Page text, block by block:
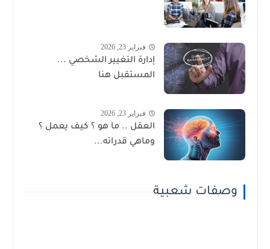
فبراير 23, 2026
إدارة التغيير الشخصي ...
المستقبل هنا
فبراير 23, 2026
العقل .. ما هو ؟ كيف يعمل ؟
وماهي قدراته...
وصفات شعبية